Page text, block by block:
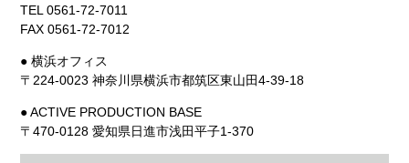
TEL 0561-72-7011
FAX 0561-72-7012
● 横浜オフィス
〒224-0023 神奈川県横浜市都筑区東山田4-39-18
● ACTIVE PRODUCTION BASE
〒470-0128 愛知県日進市浅田平子1-370